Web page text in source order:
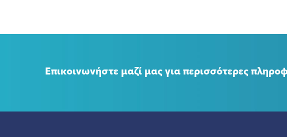
Επικοινωνήστε μαζί μας για περισσότερες